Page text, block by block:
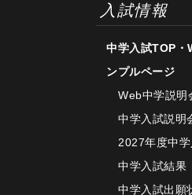
入試情報
中学入試TOP・
ンプルページ
Web中学説明
中学入試説明
2027年度中
中学入試結果
中学入試出願